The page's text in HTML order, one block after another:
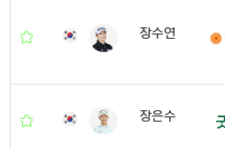
장수연
장은수